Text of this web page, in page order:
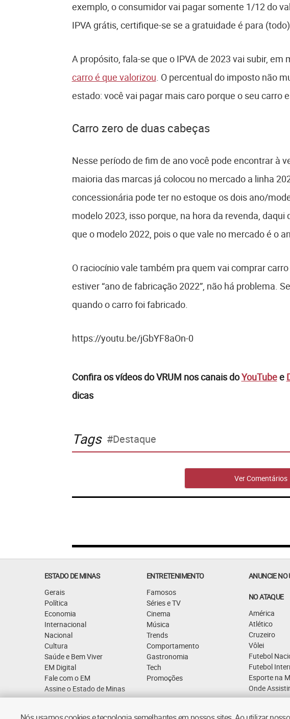
exemplo, o consumidor vai pagar somente 1/12 do
IPVA grátis, certifique-se se a gratuidade é para
A propósito, fala-se que o IPVA de 2023 vai subir, em
carro é que valorizou. O percentual do imposto não
estado: você vai pagar mais caro porque o seu carro
Carro zero de duas cabeças
Nesse período de fim de ano você pode encontrar à
maioria das marcas já colocou no mercado a linha
concessionária pode ter no estoque os dois ano/
modelo 2023, isso porque, na hora da revenda,
que o modelo 2022, pois o que vale no mercado é o
O raciocínio vale também pra quem vai comprar
estiver “ano de fabricação 2022”, não há problema.
quando o carro foi fabricado.
https://youtu.be/jGbYF8aOn-0
Confira os vídeos do VRUM nos canais doYouTubee
dicas
Tags Destaque
Ver Comentários
ESTADO DE MINAS
Gerais
Política
Economia
Internacional
Nacional
Cultura
Saúde e Bem Viver
EM Digital
Fale com o EM
Assine o Estado de Minas
ENTRETENIMENTO
Famosos
Séries e TV
Cinema
Música
Trends
Comportamento
Gastronomia
Tech
Promoções
ANUNCIE NO
NO ATAQUE
América
Atlético
Cruzeiro
Vôlei
Futebol
Futebol
Esporte na
Onde Assistir